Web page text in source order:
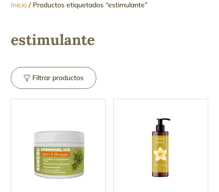
Inicio / Productos etiquetados “estimulante”
estimulante
Filtrar productos